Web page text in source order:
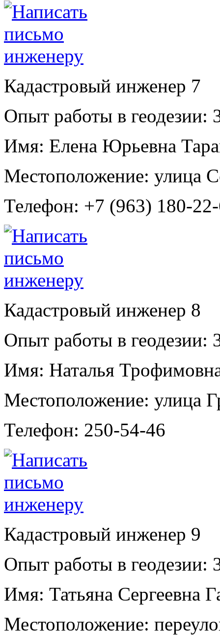
Кадастровый инженер 7
Опыт работы в геодезии:
Имя: Елена Юрьевна
Местоположение: улица
Телефон: +7 (963) 180-
Кадастровый инженер 8
Опыт работы в геодезии:
Имя: Наталья
Местоположение: улица
Телефон: 250-54-46
Кадастровый инженер 9
Опыт работы в геодезии:
Имя: Татьяна Сергеевна
Местоположение: